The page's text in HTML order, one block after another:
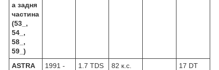
а задня
частина
(53_,
54_,
58_,
59_)
ASTRA
1991 -
1.7 TDS 82 к.с.
17 DT